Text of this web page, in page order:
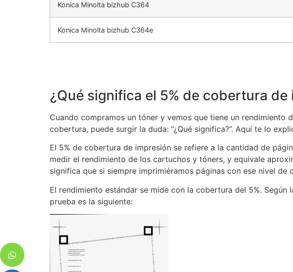
Konica Minolta bizhub C364
Konica Minolta bizhub C364e
¿Qué significa el 5% de cobertura de
Cuando compramos un tóner y vemos que tiene un rendimiento
cobertura, puede surgir la duda: “¿Qué significa?”. Aquí te lo
El 5% de cobertura de impresión se refiere a la cantidad de
medir el rendimiento de los cartuchos y tóners, y equivale
significa que si siempre imprimiéramos páginas con ese nivel
El rendimiento estándar se mide con la cobertura del 5%. Según
prueba es la siguiente: